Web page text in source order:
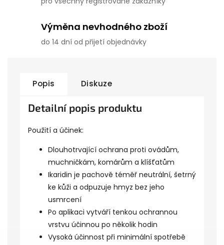
Výměna nevhodného zboží
do 14 dní od přijetí objednávky
Popis Diskuze
Detailní popis produktu
Použití a účinek:
Dlouhotrvající ochrana proti ovádům,
muchničkám, komárům a klíšťatům
Ikaridin je pachově téměř neutrální, šetrný
ke kůži a odpuzuje hmyz bez jeho
usmrcení
Po aplikaci vytváří tenkou ochrannou
vrstvu účinnou po několik hodin
Vysoká účinnost při minimální spotřebě